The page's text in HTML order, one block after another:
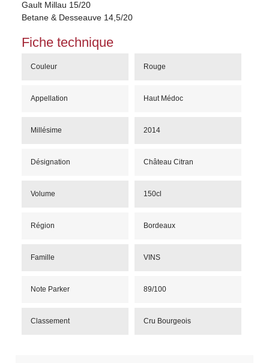
Gault Millau 15/20
Betane & Desseauve 14,5/20
Fiche technique
Couleur Rouge
Appellation Haut Médoc
Millésime 2014
Désignation Château Citran
Volume 150cl
Région Bordeaux
Famille VINS
Note Parker 89/100
Classement Cru Bourgeois